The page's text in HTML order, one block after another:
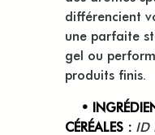
différencient
une parfaite
gel ou
produits finis.
•
CÉRÉALES : ID